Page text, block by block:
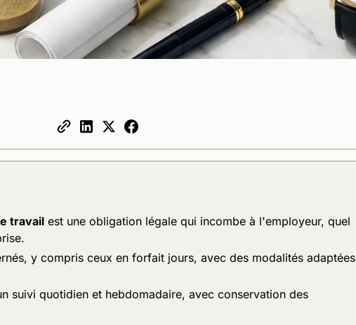
travail est une obligation légale qui incombe à l'employeur, quel
y compris ceux en forfait jours, avec des modalités adaptées
suivi quotidien et hebdomadaire, avec conservation des